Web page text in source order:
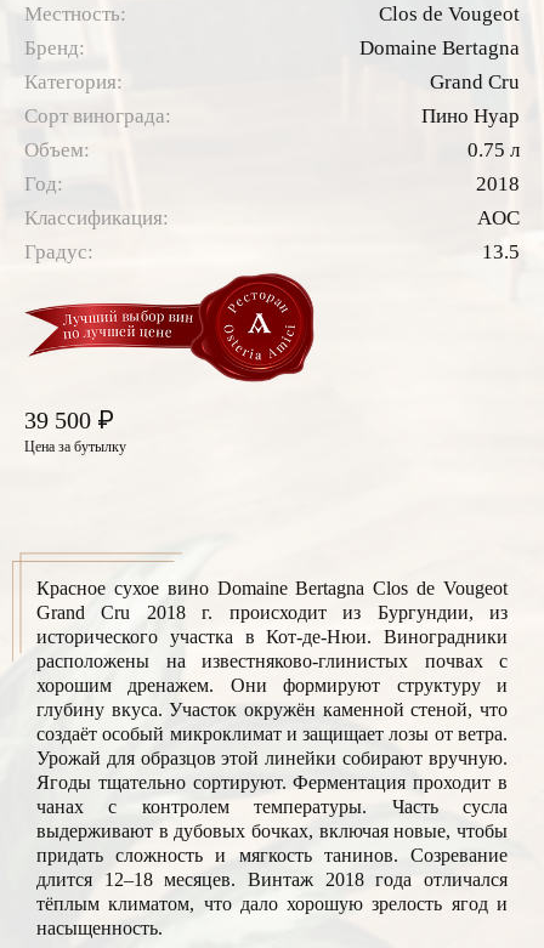
Местность:
Clos de Vougeot
Бренд:
Domaine Bertagna
Категория:
Grand Cru
Сорт винограда:
Пино Нуар
Объем:
0.75 л
Год:
2018
Классификация:
AOC
Градус:
13.5
39 500 ₽
Цена за бутылку
Красное сухое вино Domaine Bertagna Clos de Vougeot
Grand Cru 2018 г. происходит из Бургундии, из
исторического участка в Кот-де-Нюи. Виноградники
расположены на известняково-глинистых почвах с
хорошим дренажем. Они формируют структуру и
глубину вкуса. Участок окружён каменной стеной, что
создаёт особый микроклимат и защищает лозы от ветра.
Урожай для образцов этой линейки собирают вручную.
Ягоды тщательно сортируют. Ферментация проходит в
чанах с контролем температуры. Часть сусла
выдерживают в дубовых бочках, включая новые, чтобы
придать сложность и мягкость танинов. Созревание
длится 12–18 месяцев. Винтаж 2018 года отличался
тёплым климатом, что дало хорошую зрелость ягод и
насыщенность.